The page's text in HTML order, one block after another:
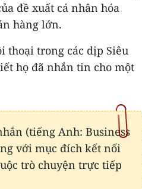
đề xuất cá nhân hóa
hàng lớn.
thoại trong các dịp Siêu
họ đã nhắn tin cho một
(tiếng Anh: Business
với mục đích kết nối
trò chuyện trực tiếp